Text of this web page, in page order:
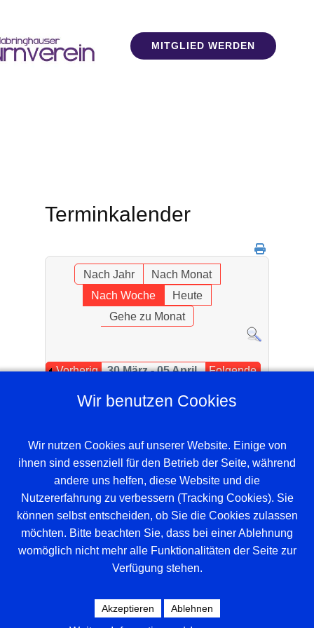
MITGLIED WERDEN
Terminkalender
Nach Jahr
Nach Monat
Nach Woche
Heute
Gehe zu Monat
Vorherig
30 März - 05 April,
Folgende
Es wurden keine Events gefunden
Wir benutzen Cookies
Wir nutzen Cookies auf unserer Website. Einige von
ihnen sind essenziell für den Betrieb der Seite, während
andere uns helfen, diese Website und die
Nutzererfahrung zu verbessern (Tracking Cookies). Sie
können selbst entscheiden, ob Sie die Cookies zulassen
möchten. Bitte beachten Sie, dass bei einer Ablehnung
womöglich nicht mehr alle Funktionalitäten der Seite zur
Verfügung stehen.
Akzeptieren Ablehnen